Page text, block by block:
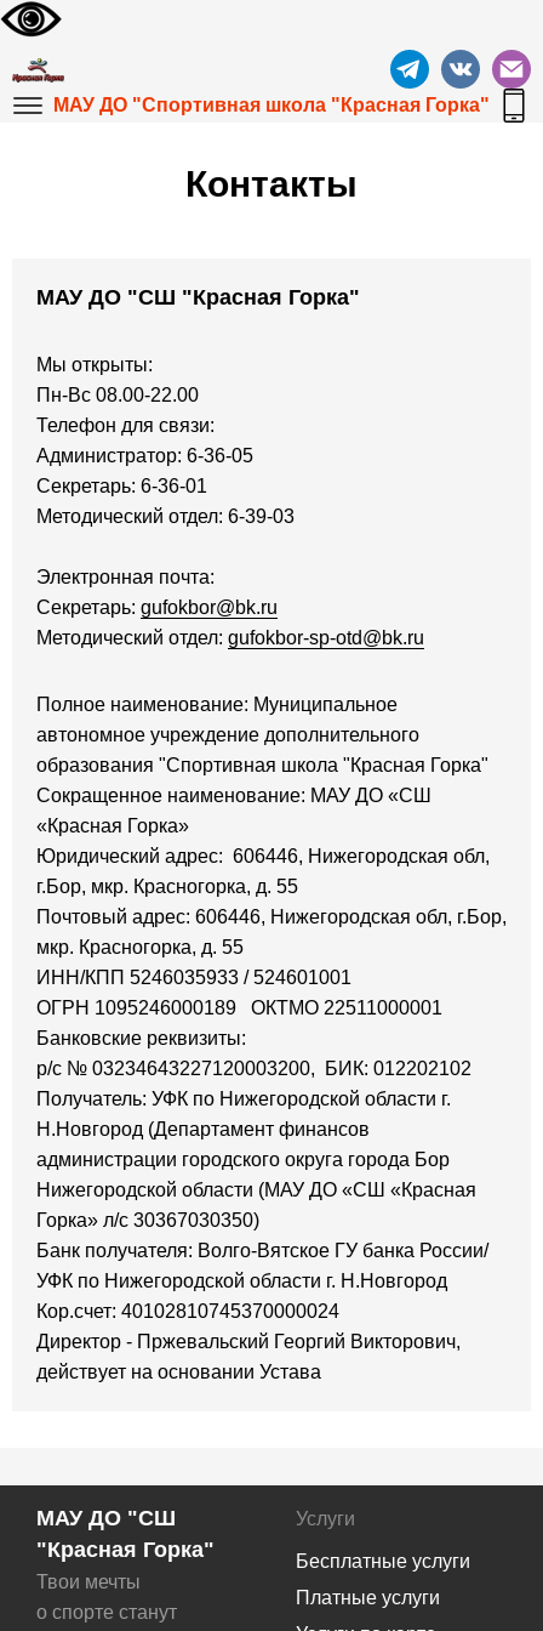
МАУ ДО "Спортивная школа "Красная Горка"
Контакты
МАУ ДО "СШ "Красная Горка"
Мы открыты:
Пн-Вс 08.00-22.00
Телефон для связи:
Администратор: 6-36-05
Секретарь: 6-36-01
Методический отдел: 6-39-03
Электронная почта:
Секретарь: gufokbor@bk.ru
Методический отдел: gufokbor-sp-otd@bk.ru
Полное наименование: Муниципальное
автономное учреждение дополнительного
образования "Спортивная школа "Красная Горка"
Сокращенное наименование: МАУ ДО «СШ
«Красная Горка»
Юридический адрес: 606446, Нижегородская обл,
г.Бор, мкр. Красногорка, д. 55
Почтовый адрес: 606446, Нижегородская обл, г.Бор,
мкр. Красногорка, д. 55
ИНН/КПП 5246035933 / 524601001
ОГРН 1095246000189 ОКТМО 22511000001
Банковские реквизиты:
р/с № 03234643227120003200, БИК: 012202102
Получатель: УФК по Нижегородской области г.
Н.Новгород (Департамент финансов
администрации городского округа города Бор
Нижегородской области (МАУ ДО «СШ «Красная
Горка» л/с 30367030350)
Банк получателя: Волго-Вятское ГУ банка России/
УФК по Нижегородской области г. Н.Новгород
Кор.счет: 40102810745370000024
Директор - Пржевальский Георгий Викторович,
действует на основании Устава
МАУ ДО "СШ
"Красная Горка"
Твои мечты
о спорте станут
Услуги
Бесплатные услуги
Платные услуги